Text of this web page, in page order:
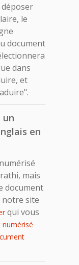
le
document
dans
et
un
en
mais
document
notre site
qui vous